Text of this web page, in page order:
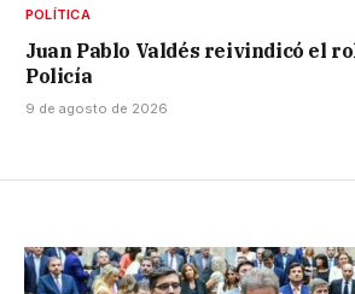
POLÍTICA
Juan Pablo Valdés reivindicó el
Policía
9 de agosto de 2026